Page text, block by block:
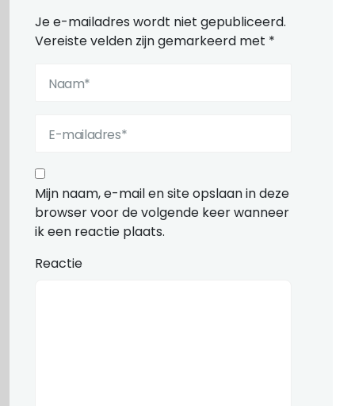
Je e-mailadres wordt niet gepubliceerd.
Vereiste velden zijn gemarkeerd met *
Mijn naam, e-mail en site opslaan in deze
browser voor de volgende keer wanneer
ik een reactie plaats.
Reactie